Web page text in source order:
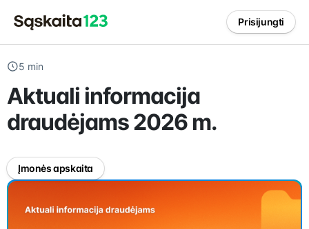
Prisijungti
5 min
Aktuali informacija
draudėjams 2026 m.
Įmonės apskaita